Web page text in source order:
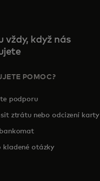
vždy, když nás
POMOC?
podporu
ztrátu nebo odcizení karty
kladené otázky